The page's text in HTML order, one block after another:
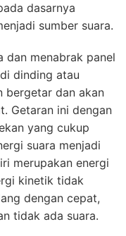
dasarnya
sumber suara.
dan menabrak panel
dinding atau
bergetar dan akan
Getaran ini dengan
yang cukup
suara menjadi
merupakan energi
kinetik tidak
dengan cepat,
tidak ada suara.